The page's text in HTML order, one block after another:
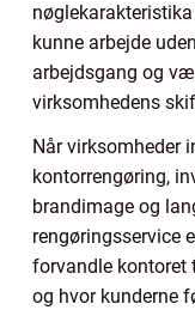
kunne arbejde
arbejdsgang og
virksomhedens
Når virksomheder
kontorrengøring,
brandimage og
rengøringsservice
forvandle kontoret
og hvor kunderne